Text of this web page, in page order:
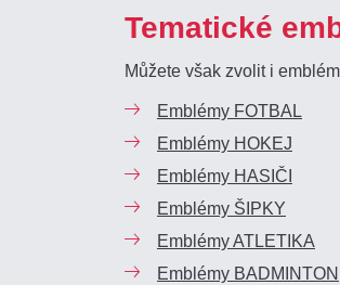
Tematické
Můžete však zvolit i
Emblémy FOTBAL
Emblémy HOKEJ
Emblémy HASIČI
Emblémy ŠIPKY
Emblémy ATLETIKA
Emblémy BADMINTON